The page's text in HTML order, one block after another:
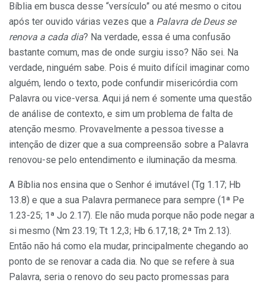
Bíblia em busca desse “versículo” ou até mesmo o citou
após ter ouvido várias vezes que a Palavra de Deus se
renova a cada dia? Na verdade, essa é uma confusão
bastante comum, mas de onde surgiu isso? Não sei. Na
verdade, ninguém sabe. Pois é muito difícil imaginar como
alguém, lendo o texto, pode confundir misericórdia com
Palavra ou vice-versa. Aqui já nem é somente uma questão
de análise de contexto, e sim um problema de falta de
atenção mesmo. Provavelmente a pessoa tivesse a
intenção de dizer que a sua compreensão sobre a Palavra
renovou-se pelo entendimento e iluminação da mesma.
A Bíblia nos ensina que o Senhor é imutável (Tg 1.17; Hb
13.8) e que a sua Palavra permanece para sempre (1ª Pe
1.23-25; 1ª Jo 2.17). Ele não muda porque não pode negar a
si mesmo (Nm 23.19; Tt 1.2,3; Hb 6.17,18; 2ª Tm 2.13).
Então não há como ela mudar, principalmente chegando ao
ponto de se renovar a cada dia. No que se refere à sua
Palavra, seria o renovo do seu pacto promessas para